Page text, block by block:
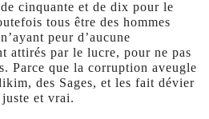
cinquante et de dix pour le
tous être des hommes
peur d’aucune
attirés par le lucre, pour ne pas
Parce que la corruption aveugle
des Sages, et les fait dévier
et vrai.